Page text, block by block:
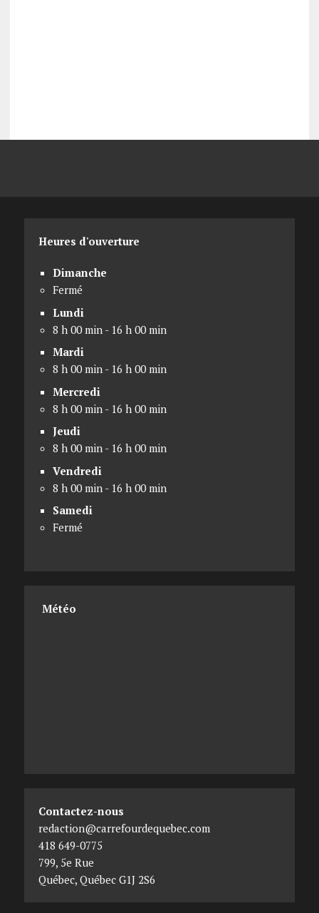
Heures d'ouverture
Dimanche
Fermé
Lundi
8 h 00 min - 16 h 00 min
Mardi
8 h 00 min - 16 h 00 min
Mercredi
8 h 00 min - 16 h 00 min
Jeudi
8 h 00 min - 16 h 00 min
Vendredi
8 h 00 min - 16 h 00 min
Samedi
Fermé
Météo
Contactez-nous
redaction@carrefourdequebec.com
418 649-0775
799, 5e Rue
Québec, Québec G1J 2S6